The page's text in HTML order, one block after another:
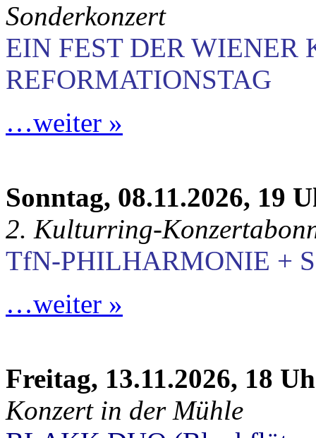
Sonderkonzert
EIN FEST DER WIENER
REFORMATIONSTAG
…weiter »
Sonntag, 08.11.2026, 19
2. Kulturring-
TfN-PHILHARMONIE +
…weiter »
Freitag, 13.11.2026, 18
Konzert in der Mühle